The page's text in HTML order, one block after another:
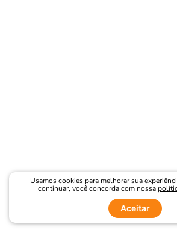
Usamos cookies para melhorar sua
continuar, você concorda com nossa
Aceitar